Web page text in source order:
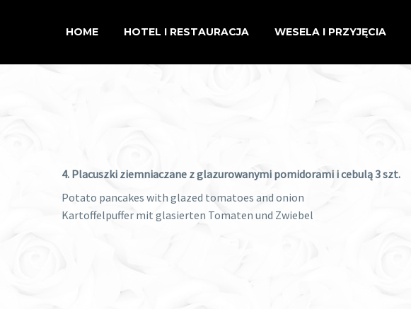
HOME HOTEL I RESTAURACJA WESELA I PRZYJĘCIA
4. Placuszki ziemniaczane z glazurowanymi pomidorami i cebulą 3 szt.
Potato pancakes with glazed tomatoes and onion
Kartoffelpuffer mit glasierten Tomaten und Zwiebel